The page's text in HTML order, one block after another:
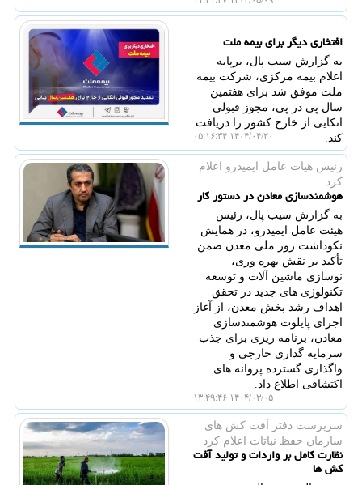
افتخاری دیگر برای بیمه ملت
به گزارش سیب پال، برپایه
اعلام بیمه مرکزی، شرکت بیمه
ملت موفق شد برای هفتمین
سال پی در پی، مجوز قبولی
اتکایی از خارج کشور را دریافت
کند.
۱۴۰۴/۰۴/۲۰ ۰۵:۱۶:۳۴
رئیس هیات عامل ایمیدرو اعلام
كرد
هوشمندسازی معادن در دستور کار
به گزارش سیب پال، رئیس
هیئت عامل ایمیدرو، در همایش
نکوداشت روز ملی معدن ضمن
تأکید بر نقش بهره وری،
نوسازی ماشین آلات و توسعه
تکنولوژی های جدید در تحقق
اهداف رشد بخش معدن، از آغاز
اجرای پایلوت هوشمندسازی
معادن، برنامه ریزی برای جذب
سرمایه گذاری خارجی و
واگذاری گسترده پروانه های
اکتشافی اطلاع داد.
۱۴۰۴/۰۳/۰۵ ۱۳:۴۹:۴۶
سرپرست دفتر آفت كش های
سازمان حفظ نباتات اعلام كرد
نظارت کامل بر واردات و تولید آفت
کش ها